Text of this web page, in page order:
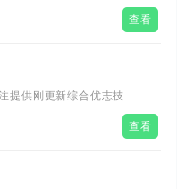
富，作为一个资源平台，为
一个氛围良好的交流与合作
查看
提供刚更新综合优志技术
事、以及各种优志的软件辅
查看